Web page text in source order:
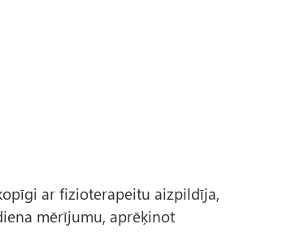
ar fizioterapeitu aizpildīja,
mērījumu, aprēķinot